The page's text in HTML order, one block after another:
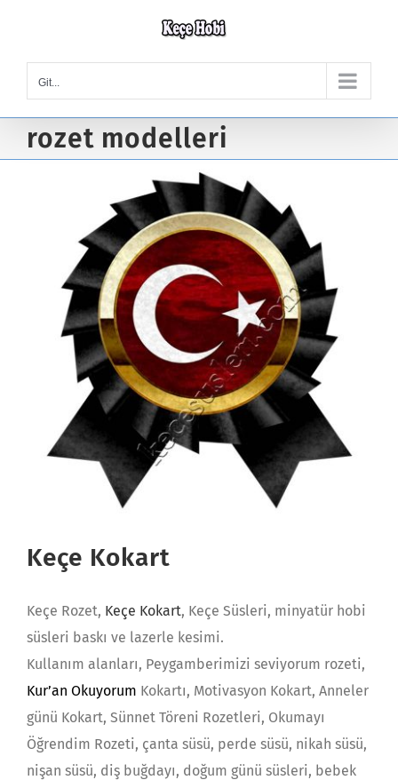
content
Git...
rozet modelleri
Keçe Kokart
Keçe Rozet, Keçe Kokart, Keçe Süsleri, minyatür hobi
süsleri baskı ve lazerle kesimi.
Kullanım alanları, Peygamberimizi seviyorum rozeti,
Kur’an Okuyorum Kokartı, Motivasyon Kokart, Anneler
günü Kokart, Sünnet Töreni Rozetleri, Okumayı
Öğrendim Rozeti, çanta süsü, perde süsü, nikah süsü,
nişan süsü, diş buğdayı, doğum günü süsleri, bebek